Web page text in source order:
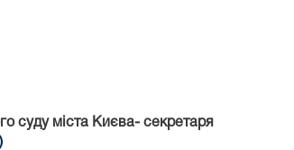
суду міста Києва- секретаря